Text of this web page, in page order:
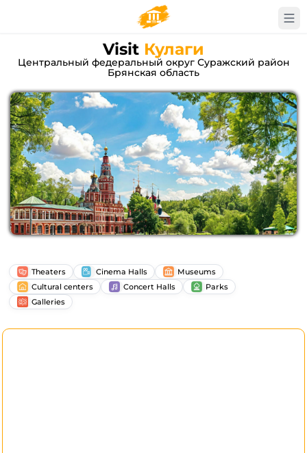
Visit Кулаги
Центральный федеральный округ Суражский район
Брянская область
Theaters Cinema Halls
Museums
Cultural centers
Concert Halls
Parks
Galleries